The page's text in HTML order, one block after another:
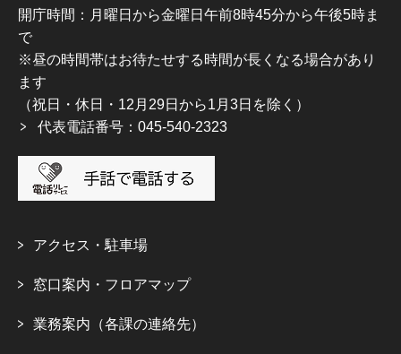
開庁時間：月曜日から金曜日午前8時45分から午後5時ま
で
※昼の時間帯はお待たせする時間が長くなる場合があり
ます
（祝日・休日・12月29日から1月3日を除く）
代表電話番号：045-540-2323
アクセス・駐車場
窓口案内・フロアマップ
業務案内（各課の連絡先）